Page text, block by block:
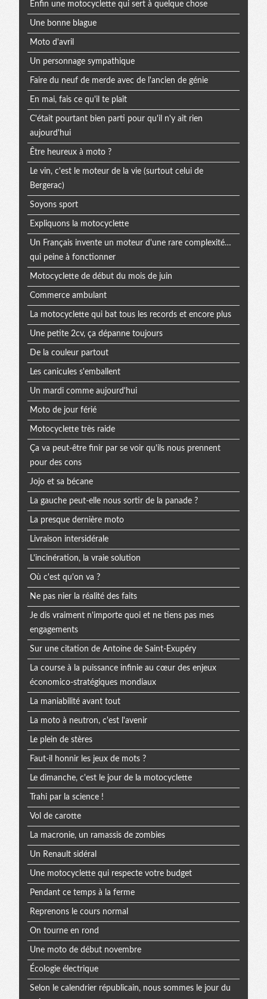
Enfin une motocyclette qui sert à quelque chose
Une bonne blague
Moto d'avril
Un personnage sympathique
Faire du neuf de merde avec de l'ancien de génie
En mai, fais ce qu'il te plaît
C'était pourtant bien parti pour qu'il n'y ait rien
aujourd'hui
Être heureux à moto ?
Le vin, c'est le moteur de la vie (surtout celui de
Bergerac)
Soyons sport
Expliquons la motocyclette
Un Français invente un moteur d'une rare complexité…
qui peine à fonctionner
Motocyclette de début du mois de juin
Commerce ambulant
La motocyclette qui bat tous les records et encore plus
Une petite 2cv, ça dépanne toujours
De la couleur partout
Les canicules s'emballent
Un mardi comme aujourd'hui
Moto de jour férié
Motocyclette très raide
Ça va peut-être finir par se voir qu'ils nous prennent
pour des cons
Jojo et sa bécane
La gauche peut-elle nous sortir de la panade ?
La presque dernière moto
Livraison intersidérale
L'incinération, la vraie solution
Où c'est qu'on va ?
Ne pas nier la réalité des faits
Je dis vraiment n'importe quoi et ne tiens pas mes
engagements
Sur une citation de Antoine de Saint-Exupéry
La course à la puissance infinie au cœur des enjeux
économico-stratégiques mondiaux
La maniabilité avant tout
La moto à neutron, c'est l'avenir
Le plein de stères
Faut-il honnir les jeux de mots ?
Le dimanche, c'est le jour de la motocyclette
Trahi par la science !
Vol de carotte
La macronie, un ramassis de zombies
Un Renault sidéral
Une motocyclette qui respecte votre budget
Pendant ce temps à la ferme
Reprenons le cours normal
On tourne en rond
Une moto de début novembre
Écologie électrique
Selon le calendrier républicain, nous sommes le jour du